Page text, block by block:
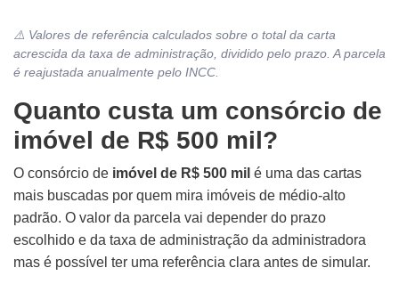
⚠️ Valores de referência calculados sobre o total da carta
acrescida da taxa de administração, dividido pelo prazo. A parcela
é reajustada anualmente pelo INCC.
Quanto custa um consórcio de
imóvel de R$ 500 mil?
O consórcio de imóvel de R$ 500 mil é uma das cartas
mais buscadas por quem mira imóveis de médio-alto
padrão. O valor da parcela vai depender do prazo
escolhido e da taxa de administração da administradora
mas é possível ter uma referência clara antes de simular.